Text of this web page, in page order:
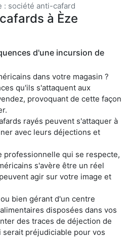
: société anti-cafard
à Èze
d'une incursion de
dans votre magasin ?
qu'ils s'attaquent aux
provoquant de cette façon
rayés peuvent s'attaquer à
avec leurs déjections et
professionnelle qui se respecte,
s'avère être un réel
agir sur votre image et
bien gérant d'un centre
disposées dans vos
des traces de déjection de
préjudiciable pour vos